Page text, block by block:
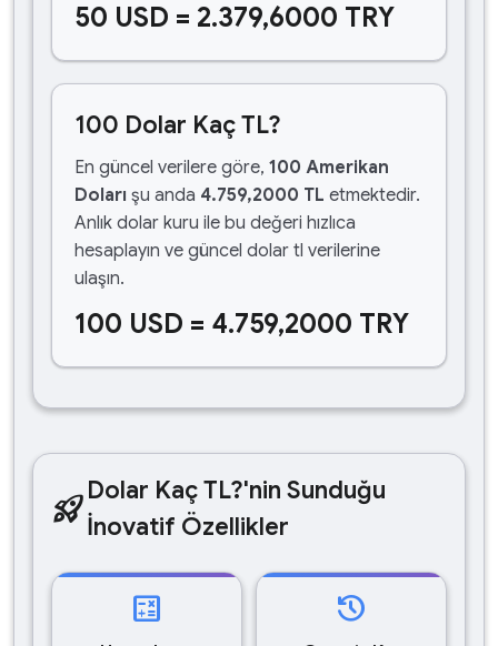
50 USD = 2.379,6000 TRY
100 Dolar Kaç TL?
En güncel verilere göre, 100 Amerikan
Doları şu anda 4.759,2000 TL etmektedir.
Anlık dolar kuru ile bu değeri hızlıca
hesaplayın ve güncel dolar tl verilerine
ulaşın.
100 USD = 4.759,2000 TRY
rocket_launchDolar Kaç TL?'nin Sunduğu
İnovatif Özellikler
calculate history